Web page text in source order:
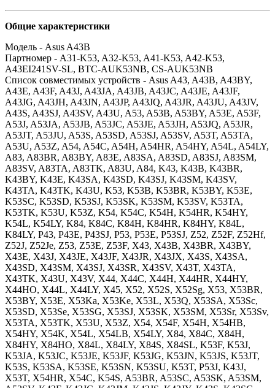
Общие характеристики
Модель - Asus A43B
Партномер - A31-K53, A32-K53, A41-K53, A42-K53,
A43EI241SV-SL, BTC-AUK53NB, CS-AUK53NB
Список совместимых устройств - Asus A43, A43B, A43BY,
A43E, A43F, A43J, A43JA, A43JB, A43JC, A43JE, A43JF,
A43JG, A43JH, A43JN, A43JP, A43JQ, A43JR, A43JU, A43JV,
A43S, A43SJ, A43SV, A43U, A53, A53B, A53BY, A53E, A53F,
A53J, A53JA, A53JB, A53JC, A53JE, A53JH, A53JQ, A53JR,
A53JT, A53JU, A53S, A53SD, A53SJ, A53SV, A53T, A53TA,
A53U, A53Z, A54, A54C, A54H, A54HR, A54HY, A54L, A54LY,
A83, A83BR, A83BY, A83E, A83SA, A83SD, A83SJ, A83SM,
A83SV, A83TA, A83TK, A83U, A84, K43, K43B, K43BR,
K43BY, K43E, K43SA, K43SD, K43SJ, K43SM, K43SV,
K43TA, K43TK, K43U, K53, K53B, K53BR, K53BY, K53E,
K53SC, K53SD, K53SJ, K53SK, K53SM, K53SV, K53TA,
K53TK, K53U, K53Z, K54, K54C, K54H, K54HR, K54HY,
K54L, K54LY, K84, K84C, K84H, K84HR, K84HY, K84L,
K84LY, P43, P43E, P43SJ, P53, P53E, P53SJ, Z52, Z52F, Z52Hf,
Z52J, Z52Je, Z53, Z53E, Z53F, X43, X43B, X43BR, X43BY,
X43E, X43J, X43JE, X43JF, X43JR, X43JX, X43S, X43SA,
X43SD, X43SM, X43SJ, X43SR, X43SV, X43T, X43TA,
X43TK, X43U, X43V, X44, X44C, X44H, X44HR, X44HY,
X44HO, X44L, X44LY, X45, X52, X52S, X52Sg, X53, X53BR,
X53BY, X53E, X53Ka, X53Ke, X53L, X53Q, X53SA, X53Sc,
X53SD, X53Se, X53SG, X53SJ, X53SK, X53SM, X53Sr, X53Sv,
X53TA, X53TK, X53U, X53Z, X54, X54F, X54H, X54HB,
X54HY, X54K, X54L, X54LB, X54LY, X84, X84C, X84H,
X84HY, X84HO, X84L, X84LY, X84S, X84SL, K53F, K53J,
K53JA, K53JC, K53JE, K53JF, K53JG, K53JN, K53JS, K53JT,
K53S, K53SA, K53SE, K53SN, K53SU, K53T, P53J, K43J,
X53T, X54HR, X54C, K54S, A53BR, A53SC, A53SK, A53SM,